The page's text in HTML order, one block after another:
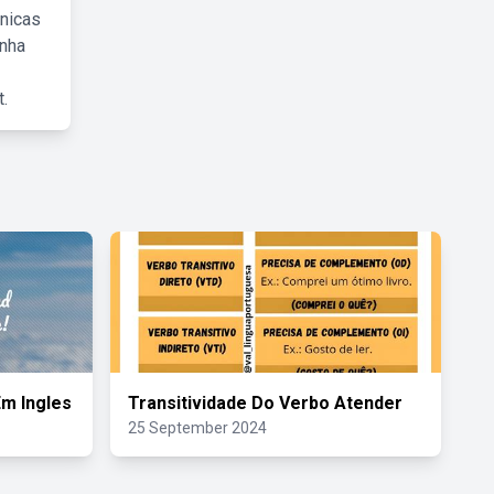
Ingles Transitividade Do Verbo Atender
25 September 2024